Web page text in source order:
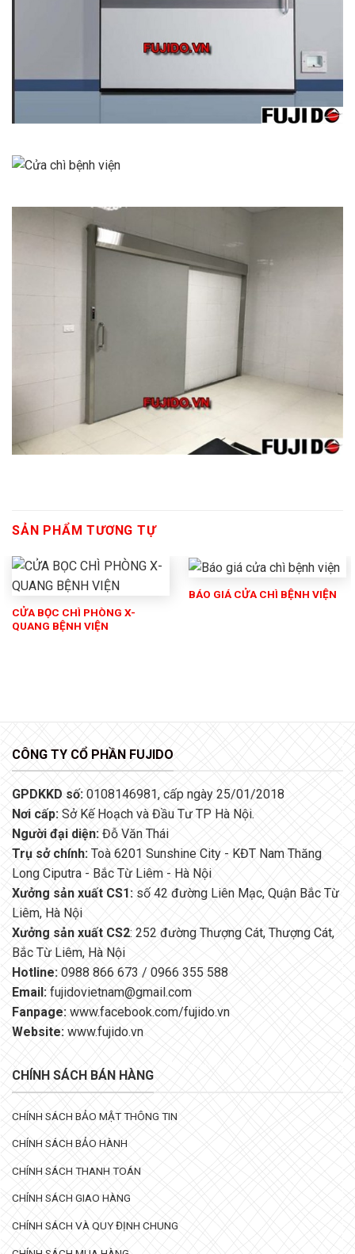
SẢN PHẨM TƯƠNG TỰ
CỬA BỌC CHÌ PHÒNG X-
QUANG BỆNH VIỆN
BÁO GIÁ CỬA CHÌ BỆNH VIỆN
CÔNG TY CỔ PHẦN FUJIDO
GPDKKD số: 0108146981, cấp ngày 25/01/2018
Nơi cấp: Sở Kế Hoạch và Đầu Tư TP Hà Nội.
Người đại diện: Đỗ Văn Thái
Trụ sở chính: Toà 6201 Sunshine City - KĐT Nam Thăng
Long Ciputra - Bắc Từ Liêm - Hà Nội
Xưởng sản xuất CS1: số 42 đường Liên Mạc, Quận Bắc Từ
Liêm, Hà Nội
Xưởng sản xuất CS2: 252 đường Thượng Cát, Thượng Cát,
Bắc Từ Liêm, Hà Nội
Hotline:0988 866 673 / 0966 355 588
Email: fujidovietnam@gmail.com
Fanpage:www.facebook.com/fujido.vn
Website: www.fujido.vn
CHÍNH SÁCH BÁN HÀNG
CHÍNH SÁCH BẢO MẬT THÔNG TIN
CHÍNH SÁCH BẢO HÀNH
CHÍNH SÁCH THANH TOÁN
CHÍNH SÁCH GIAO HÀNG
CHÍNH SÁCH VÀ QUY ĐỊNH CHUNG